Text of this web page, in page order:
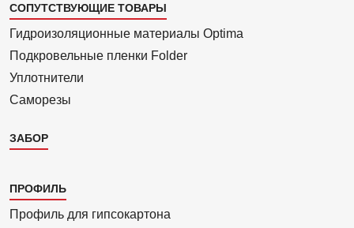
СОПУТСТВУЮЩИЕ ТОВАРЫ
Гидроизоля­ционные материалы Optima
Подкровель­ные пленки Folder
Уплотнители
Саморезы
ЗАБОР
Каталог
3
ПРОФИЛЬ
Профиль для гипсо­картона